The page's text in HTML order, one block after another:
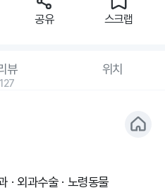
공유 스크랩
뷰
127
위치
· 외과수술 · 노령동물